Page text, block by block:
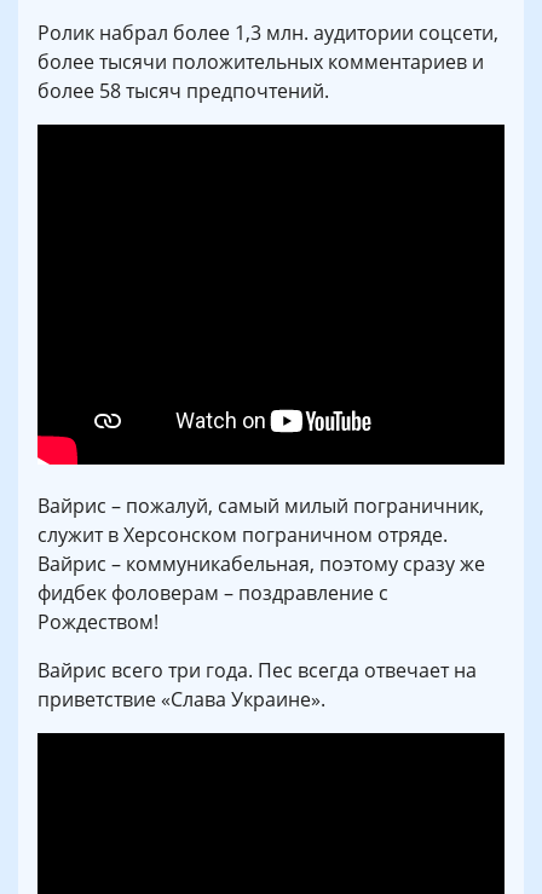
Ролик набрал более 1,3 млн. аудитории соцсети,
более тысячи положительных комментариев и
более 58 тысяч предпочтений.
Вайрис – пожалуй, самый милый пограничник,
служит в Херсонском пограничном отряде.
Вайрис – коммуникабельная, поэтому сразу же
фидбек фоловерам – поздравление с
Рождеством!
Вайрис всего три года. Пес всегда отвечает на
приветствие «Слава Украине».